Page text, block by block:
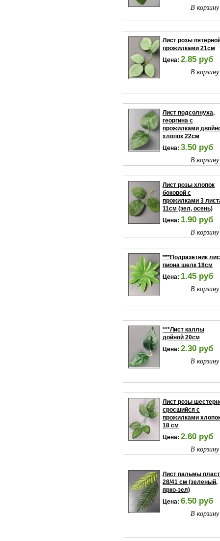
В
Лист розы
прожилками 21см
Цена: 2.85 руб
В
Лист подсолнуха,
георгина с
прожилками
хлопок 22см
Цена: 3.50 руб
В
Лист розы хлопок
боковой с
прожилками 3
11см (зел, осень)
Цена: 1.90 руб
В
***Подразетник
пиона шелк 18см
Цена: 1.45 руб
В
***Лист каллы
дойной 20см
Цена: 2.30 руб
В
Лист розы
сросшийся с
прожилками
18 см
Цена: 2.60 руб
В
Лист пальмы
28/41 см (зеленый,
ярко-зел)
Цена: 6.50 руб
В